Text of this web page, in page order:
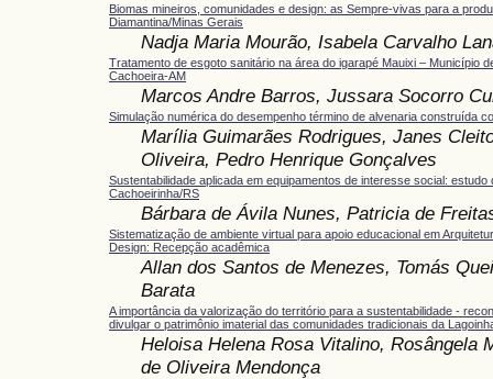
Biomas mineiros, comunidades e design: as Sempre-vivas para a
Diamantina/Minas Gerais
Nadja Maria Mourão, Isabela Carvalho
Tratamento de esgoto sanitário na área do igarapé Mauixi – Município
Cachoeira-AM
Marcos Andre Barros, Jussara Socorro
Simulação numérica do desempenho término de alvenaria construída
Marília Guimarães Rodrigues, Janes
Oliveira, Pedro Henrique Gonçalves
Sustentabilidade aplicada em equipamentos de interesse social: estudo
Cachoeirinha/RS
Bárbara de Ávila Nunes, Patricia de
Sistematização de ambiente virtual para apoio educacional em
Design: Recepção acadêmica
Allan dos Santos de Menezes, Tomás
Barata
A importância da valorização do território para a sustentabilidade -
divulgar o patrimônio imaterial das comunidades tradicionais da
Heloisa Helena Rosa Vitalino, Rosângela
de Oliveira Mendonça